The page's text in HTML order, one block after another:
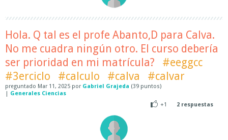
Hola. Q tal es el profe Abanto,D para Calva.
No me cuadra ningún otro. El curso debería
ser prioridad en mi matrícula?
#eeggcc
#3erciclo
#calculo #calva #calvar
preguntado Mar 11, 2025 por Gabriel Grajeda (39 puntos)
| Generales Ciencias
+1
2 respuestas